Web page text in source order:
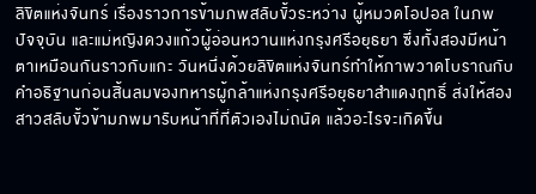
ลิขิตแห่งจันทร์ เรื่องราวการข้ามภพสลับขั้วระหว่าง ผู้หมวดโอปอล ในภพ
ปัจจุบัน และแม่หญิงดวงแก้วผู้อ่อนหวานแห่งกรุงศรีอยุธยา ซึ่งทั้งสองมีหน้า
ตาเหมือนกันราวกับแกะ วันหนึ่งด้วยลิขิตแห่งจันทร์ทำให้ภาพวาดโบราณกับ
คำอธิฐานก่อนสิ้นลมของทหารผู้กล้าแห่งกรุงศรีอยุธยาสำแดงฤทธิ์ ส่งให้สอง
สาวสลับขั้วข้ามภพมารับหน้าที่ที่ตัวเองไม่ถนัด แล้วอะไรจะเกิดขึ้น